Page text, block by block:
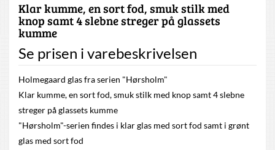
Klar kumme, en sort fod, smuk stilk med
knop samt 4 slebne streger på glassets
kumme
Se prisen i varebeskrivelsen
Holmegaard glas fra serien "Hørsholm"
Klar kumme, en sort fod, smuk stilk med knop samt 4 slebne
streger på glassets kumme
"Hørsholm"-serien findes i klar glas med sort fod samt i grønt
glas med sort fod